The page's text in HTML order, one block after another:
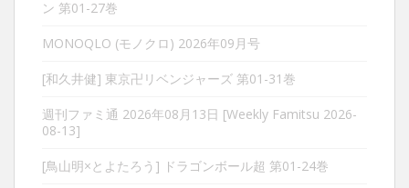
ン 第01-27巻
MONOQLO (モノクロ) 2026年09月号
[和久井健] 東京卍リベンジャーズ 第01-31巻
週刊ファミ通 2026年08月13日 [Weekly Famitsu 2026-
08-13]
[鳥山明×とよたろう] ドラゴンボール超 第01-24巻